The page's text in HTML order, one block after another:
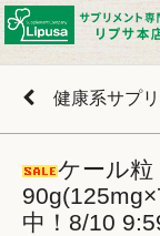
健康系サプリ
ケール粒
中！8/10